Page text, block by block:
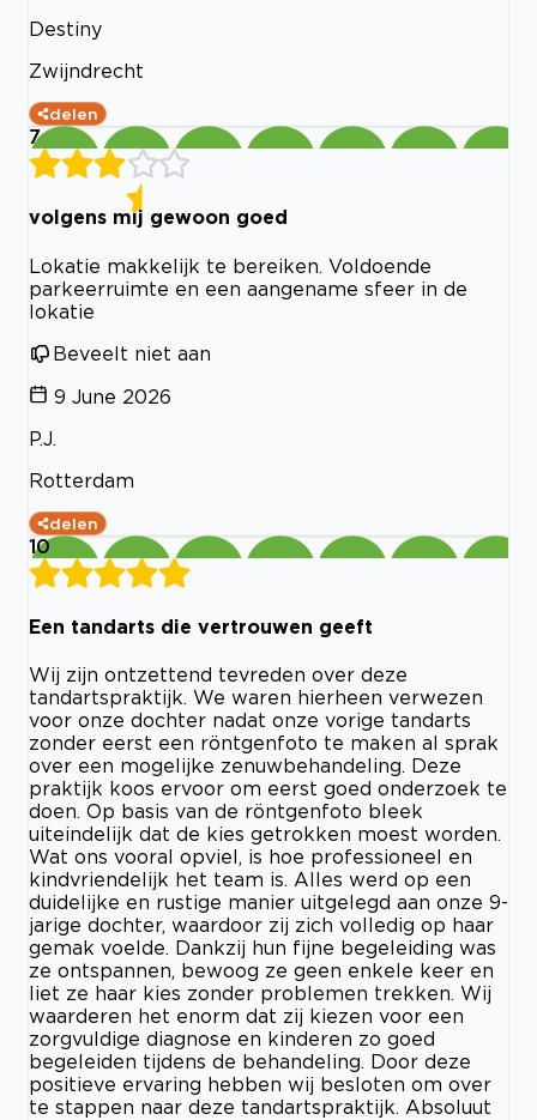
Destiny
Zwijndrecht
delen
7
volgens mij gewoon goed
Lokatie makkelijk te bereiken. Voldoende
parkeerruimte en een aangename sfeer in de
lokatie
Beveelt niet aan
9 June 2026
P.J.
Rotterdam
delen
10
Een tandarts die vertrouwen geeft
Wij zijn ontzettend tevreden over deze
tandartspraktijk. We waren hierheen verwezen
voor onze dochter nadat onze vorige tandarts
zonder eerst een röntgenfoto te maken al sprak
over een mogelijke zenuwbehandeling. Deze
praktijk koos ervoor om eerst goed onderzoek te
doen. Op basis van de röntgenfoto bleek
uiteindelijk dat de kies getrokken moest worden.
Wat ons vooral opviel, is hoe professioneel en
kindvriendelijk het team is. Alles werd op een
duidelijke en rustige manier uitgelegd aan onze 9-
jarige dochter, waardoor zij zich volledig op haar
gemak voelde. Dankzij hun fijne begeleiding was
ze ontspannen, bewoog ze geen enkele keer en
liet ze haar kies zonder problemen trekken. Wij
waarderen het enorm dat zij kiezen voor een
zorgvuldige diagnose en kinderen zo goed
begeleiden tijdens de behandeling. Door deze
positieve ervaring hebben wij besloten om over
te stappen naar deze tandartspraktijk. Absoluut